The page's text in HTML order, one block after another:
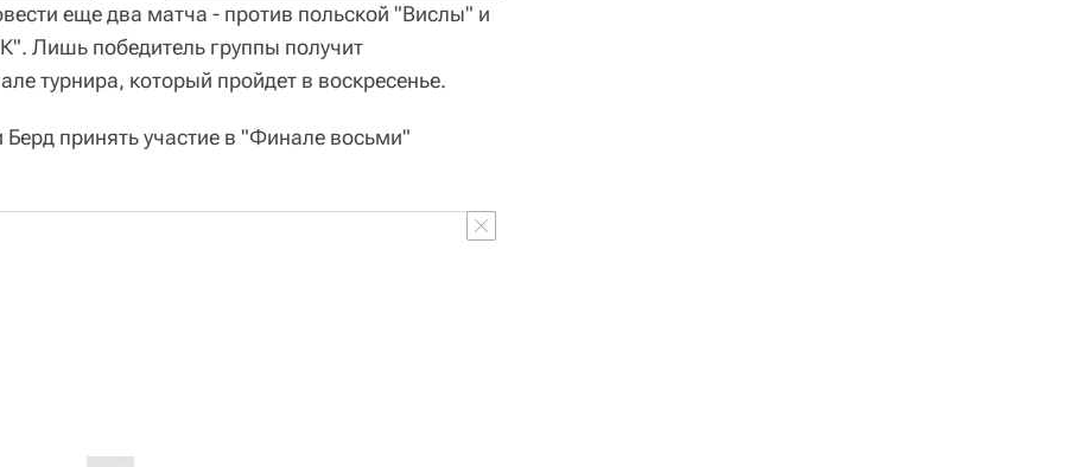
еще два матча - против польской "Вислы" и
Лишь победитель группы получит
турнира, который пройдет в воскресенье.
принять участие в "Финале восьми"